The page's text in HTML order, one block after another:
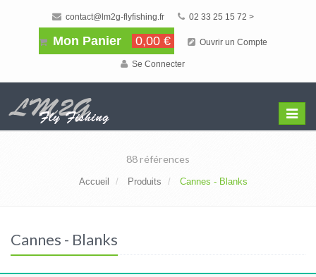
contact@lm2g-flyfishing.fr 02 33 25 15 72 >
Mon Panier 0,00 € Ouvrir un Compte
Se Connecter
Menu
88 références
Accueil Produits Cannes - Blanks
Cannes - Blanks